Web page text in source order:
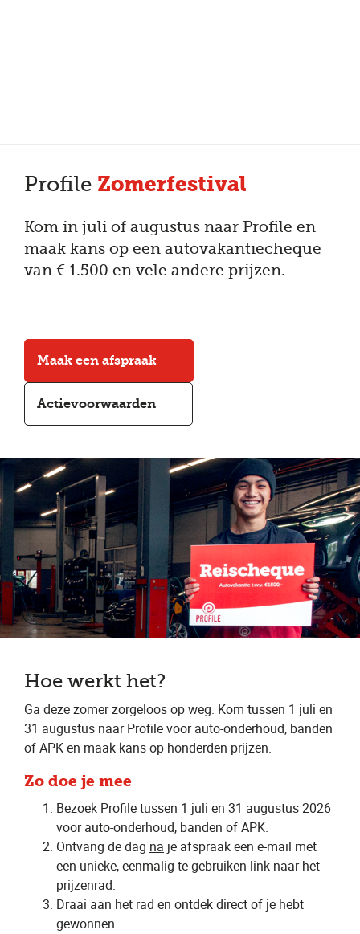
Profile Zomerfestival
Kom in juli of augustus naar Profile en
maak kans op een autovakantiecheque
van € 1.500 en vele andere prijzen.
Maak een afspraak
Actievoorwaarden
Hoe werkt het?
Ga deze zomer zorgeloos op weg. Kom tussen 1 juli en
31 augustus naar Profile voor auto-onderhoud, banden
of APK en maak kans op honderden prijzen.
Zo doe je mee
Bezoek Profile tussen 1 juli en 31 augustus 2026
voor auto-onderhoud, banden of APK.
Ontvang de dag na je afspraak een e-mail met
een unieke, eenmalig te gebruiken link naar het
prijzenrad.
Draai aan het rad en ontdek direct of je hebt
gewonnen.